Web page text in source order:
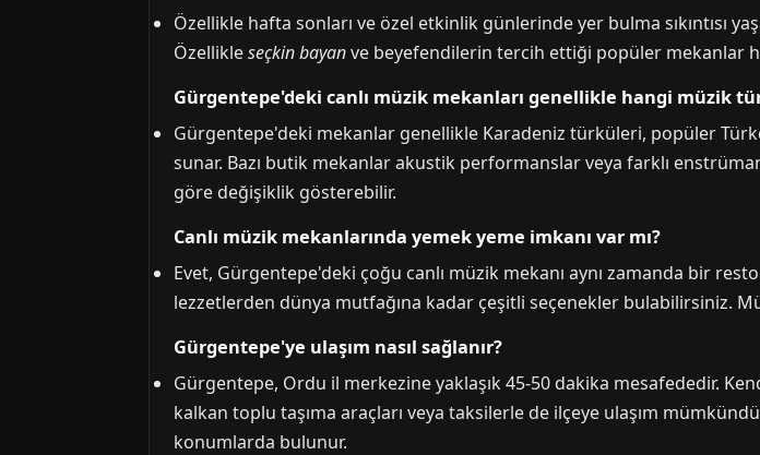
Özellikle hafta sonları ve özel etkinlik günlerinde yer bulma sıkıntısı
Özellikleseçkin bayanve beyefendilerin tercih ettiği popüler mekanlar
Gürgentepe'deki canlı müzik mekanları genellikle hangi müzik
Gürgentepe'deki mekanlar genellikle Karadeniz türküleri, popüler
sunar. Bazı butik mekanlar akustik performanslar veya farklı
göre değişiklik gösterebilir.
Canlı müzik mekanlarında yemek yeme imkanı var mı?
Evet, Gürgentepe'deki çoğu canlı müzik mekanı aynı zamanda bir
lezzetlerden dünya mutfağına kadar çeşitli seçenekler bulabilirsiniz.
Gürgentepe'ye ulaşım nasıl sağlanır?
Gürgentepe, Ordu il merkezine yaklaşık 45-50 dakika mesafededir.
kalkan toplu taşıma araçları veya taksilerle de ilçeye ulaşım
konumlarda bulunur.